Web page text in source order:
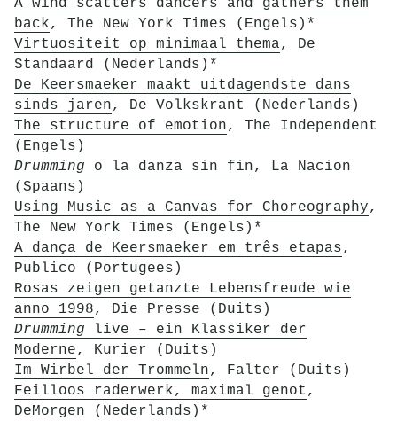
A wind scatters dancers and gathers them
back, The New York Times (Engels)*
Virtuositeit op minimaal thema, De
Standaard (Nederlands)*
De Keersmaeker maakt uitdagendste dans
sinds jaren, De Volkskrant (Nederlands)
The structure of emotion, The Independent
(Engels)
Drumming o la danza sin fin, La Nacion
(Spaans)
Using Music as a Canvas for Choreography,
The New York Times (Engels)*
A dança de Keersmaeker em três etapas,
Publico (Portugees)
Rosas zeigen getanzte Lebensfreude wie
anno 1998, Die Presse (Duits)
Drumming live – ein Klassiker der
Moderne, Kurier (Duits)
Im Wirbel der Trommeln, Falter (Duits)
Feilloos raderwerk, maximal genot ,
DeMorgen (Nederlands)*